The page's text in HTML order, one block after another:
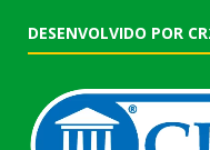
DESENVOLVIDO POR